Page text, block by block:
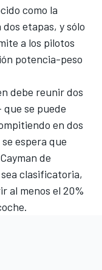
como la
etapas, y sólo
a los pilotos
potencia-peso
debe reunir dos
se puede
en dos
espera que
de
clasificatoria,
al menos el 20%